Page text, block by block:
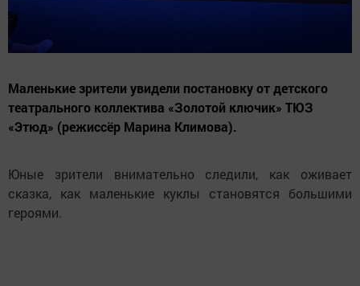
Маленькие зрители увидели постановку от детского
театрального коллектива «Золотой ключик» ТЮЗ
«Этюд» (режиссёр Марина Климова).
Юные зрители внимательно следили, как оживает
сказка, как маленькие куклы становятся большими
героями.